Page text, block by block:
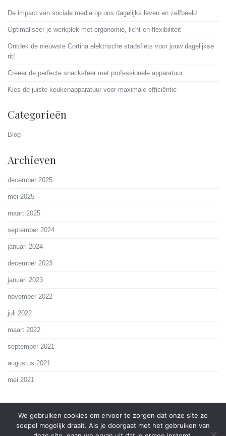
De impact van sociale media op ons dagelijks leven en zelfbeeld
Optimaliseer je werkplek met ergonomie, licht en flexibiliteit
Ontdek de nieuwste Cortina elektrische stadsfiets voor jouw dagelijkse
rit!
Creëer de perfecte snacksfeer met professionele apparatuur
Kies de juiste keukenapparatuur voor maximale efficiëntie
Categorieën
Blog
Archieven
december 2025
mei 2025
maart 2025
september 2024
januari 2024
december 2023
januari 2023
november 2022
juli 2022
maart 2022
september 2021
augustus 2021
mei 2021
We gebruiken cookies om ervoor te zorgen dat onze site zo
soepel mogelijk draait. Als je doorgaat met het gebruiken van